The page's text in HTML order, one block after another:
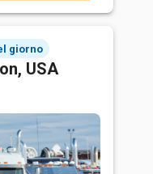
giorno
USA